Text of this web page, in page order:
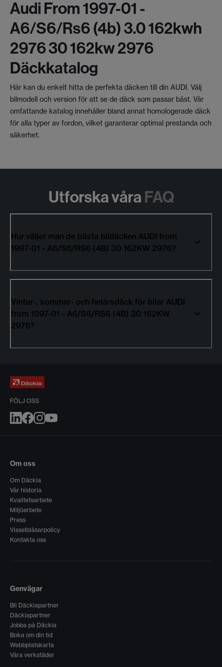
Audi From 1997-01 -
A6/s6/rs6 (4b) 3.0 162kwh
2976 30 162kw 2976
Däckkatalog
Här kan du enkelt hitta de perfekta däcken till din AUDI. Välj
bilmodell och version för att se de däck som passar bäst. Vår
omfattande katalog innehåller bland annat homologerade däck
för alla typer av fordon, vilket garanterar optimal prestanda och
säkerhet.
Utforska våra FAQ
Hur väljer man de bästa bildäcken AUDI from
1997-01 - A6/S6/RS6 (4B) 30 162KW 2976?
Vinter-, sommar- och helårsdäck för bilar AUDI
from 1997-01 - A6/S6/RS6 (4B) 30 162KW
2976?
FÖLJ OSS
Om oss
Om Däckia
Vår historia
Kvalitetsarbete
Miljöarbete
Press
Visselblåsarpolicy
Kontakta oss
Genvägar
Bli Däckiapartner
Däckiapartner
Jobba på Däckia
Boka om din tid
Webbplatskarta
Våra verkstäder